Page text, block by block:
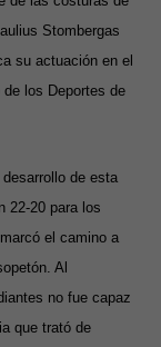
Stombergas
su actuación en el
los Deportes de
de esta
22-20 para los
el camino a
Al
no fue capaz
que trató de